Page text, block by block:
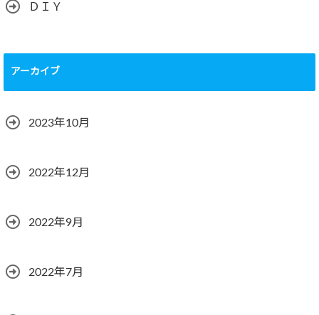
ＤＩＹ
アーカイブ
2023年10月
2022年12月
2022年9月
2022年7月